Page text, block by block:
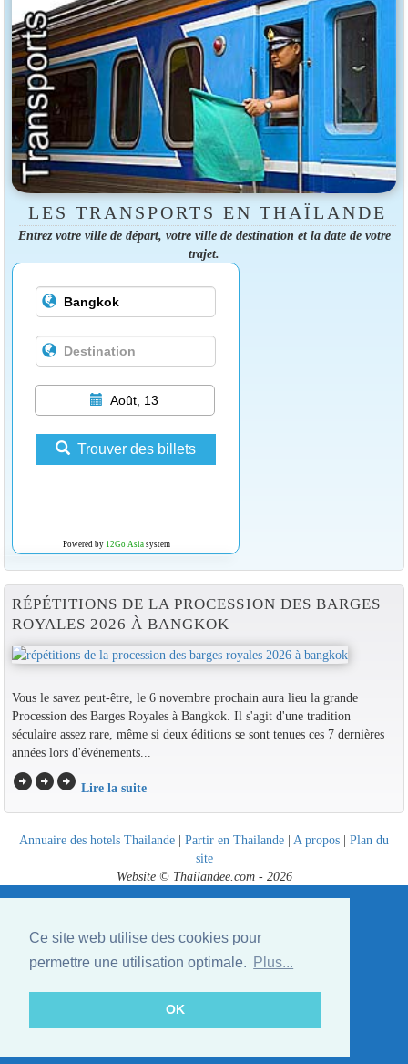
Ce site web utilise des cookies pour
permettre une utilisation optimale.
Plus...
OK
LES TRANSPORTS EN THAÏLANDE
Entrez votre ville de départ, votre ville de destination et la date de votre
trajet.
Août, 13
Trouver des billets
Powered by 12Go Asiasystem
RÉPÉTITIONS DE LA PROCESSION DES BARGES
ROYALES 2026 À BANGKOK
Vous le savez peut-être, le 6 novembre prochain aura lieu la grande
Procession des Barges Royales à Bangkok. Il s'agit d'une tradition
séculaire assez rare, même si deux éditions se sont tenues ces 7 dernières
années lors d'événements...
arrow_circle_rightarrow_circle_rightarrow_circle_right Lire la suite
Annuaire des hotels Thailande | Partir en Thailande | A propos | Plan du
site
Website © Thailandee.com - 2026